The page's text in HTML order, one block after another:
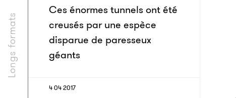
Longs formats
Ces énormes tunnels ont été
creusés par une espèce
disparue de paresseux
géants
4 04 2017